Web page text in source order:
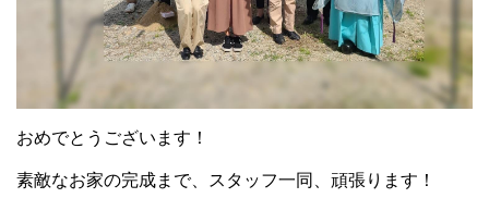
おめでとうございます！
素敵なお家の完成まで、スタッフ一同、頑張ります！